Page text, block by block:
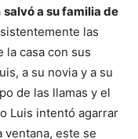
salvó a su familia de
las
la casa con sus
a su novia y a su
de las llamas y el
Luis intentó agarrar
ventana, este se